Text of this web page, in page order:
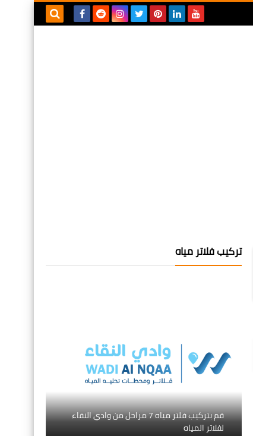
تركيب فلاتر مياه
قم بتركيب فلتر مياه 7 مراحل من وادي النقاء
لفلاتر المياه